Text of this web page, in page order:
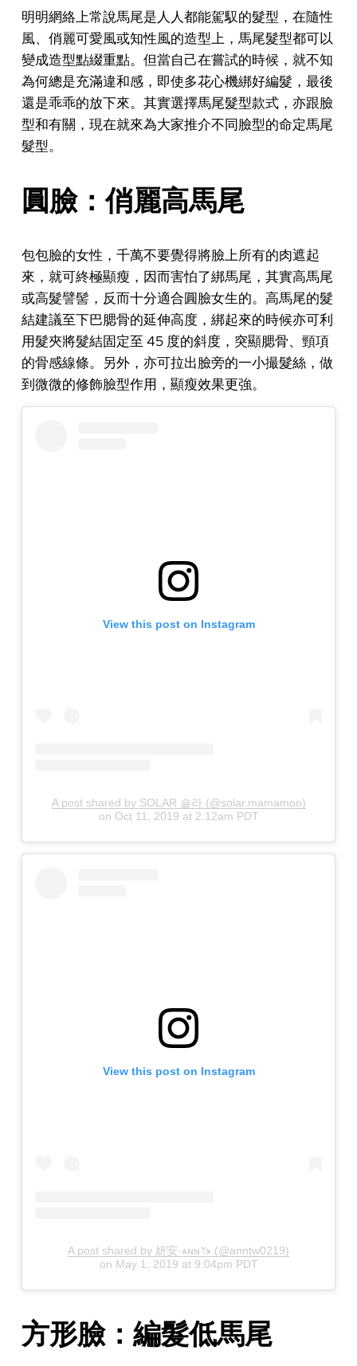
明明網絡上常說馬尾是人人都能駕馭的髮型，在隨性
風、俏麗可愛風或知性風的造型上，馬尾髮型都可以
變成造型點綴重點。但當自己在嘗試的時候，就不知
為何總是充滿違和感，即使多花心機綁好編髮，最後
還是乖乖的放下來。其實選擇馬尾髮型款式，亦跟臉
型和有關，現在就來為大家推介不同臉型的命定馬尾
髮型。
圓臉：俏麗高馬尾
包包臉的女性，千萬不要覺得將臉上所有的肉遮起
來，就可終極顯瘦，因而害怕了綁馬尾，其實高馬尾
或高髮譬髻，反而十分適合圓臉女生的。高馬尾的髮
結建議至下巴腮骨的延伸高度，綁起來的時候亦可利
用髮夾將髮結固定至 45 度的斜度，突顯腮骨、頸項
的骨感線條。另外，亦可拉出臉旁的一小撮髮絲，做
到微微的修飾臉型作用，顯瘦效果更強。
View this post on Instagram
A post shared by SOLAR 솔라 (@solar.mamamoo)
on Oct 11, 2019 at 2:12am PDT
View this post on Instagram
A post shared by 妍安·ᴀɴɴ🦄 (@anntw0219)
on May 1, 2019 at 9:04pm PDT
方形臉：編髮低馬尾